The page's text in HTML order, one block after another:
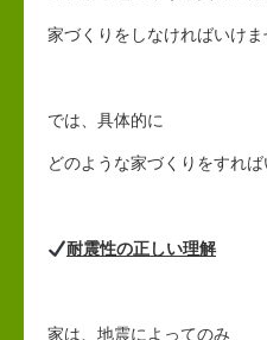
家づくりをしなければいけま
では、具体的に
どのような家づくりをすれ
耐震性の正しい理解
家は、地震によってのみ